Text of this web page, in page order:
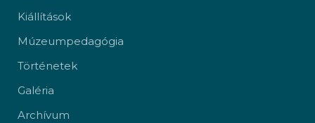
Kiállítások
Múzeumpedagógia
Történetek
Galéria
Archívum